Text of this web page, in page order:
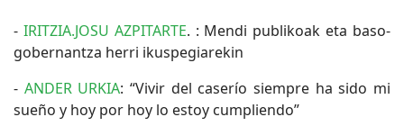
- IRITZIA.JOSU AZPITARTE. : Mendi publikoak eta baso-
gobernantza herri ikuspegiarekin
- ANDER URKIA: “Vivir del caserío siempre ha sido mi
sueño y hoy por hoy lo estoy cumpliendo”